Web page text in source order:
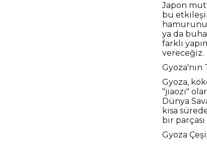
Japon
bu
ya da
farklı
vereceğiz.
Gyoza'nın
Gyoza,
"jiaozi"
Dünya
kısa
bir
Gyoza